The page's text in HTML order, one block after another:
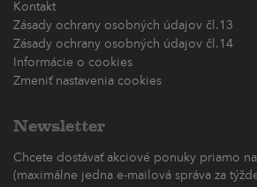
Kontakt
Zásady ochrany osobných údajov čl.13
Zásady ochrany osobných údajov čl.14
Informácie o cookies
Zmeniť nastavenia cookies
Newsletter
Chcete dostávať akciové ponuky priamo
(maximálne jedna e-mailová správa za